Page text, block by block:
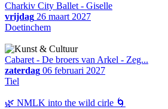
Charkiv City Ballet - Giselle
vrijdag 26 maart 2027
Doetinchem
Cabaret - De broers van Arkel - Zeg...
zaterdag 06 februari 2027
Tiel
🌿 NMLK into the wild cirle 🌀